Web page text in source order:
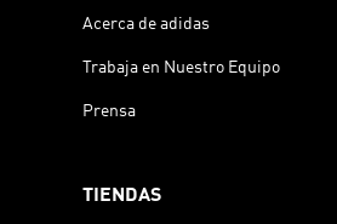
Acerca de adidas
Trabaja en Nuestro Equipo
Prensa
TIENDAS